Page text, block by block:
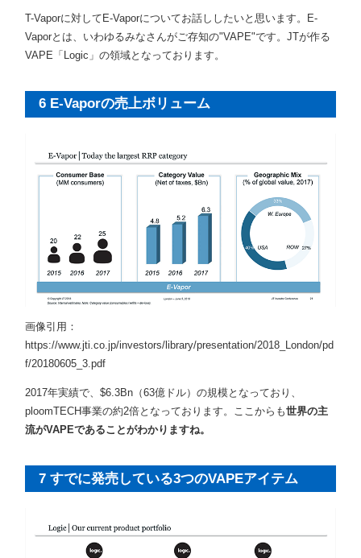
T-Vaporに対してE-Vaporについてお話ししたいと思います。E-
Vaporとは、いわゆるみなさんがご存知の"VAPE"です。JTが作る
VAPE「Logic」の領域となっております。
6 E-Vaporの売上ボリューム
画像引用：
https://www.jti.co.jp/investors/library/presentation/2018_London/pd
f/20180605_3.pdf
2017年実績で、$6.3Bn（63億ドル）の規模となっており、
ploomTECH事業の約2倍となっております。ここからも世界の主
流がVAPEであることがわかりますね。
7 すでに発売している3つのVAPEアイテム